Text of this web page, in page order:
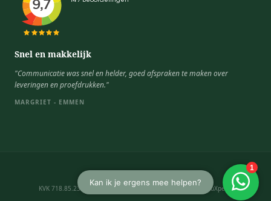
Snel en makkelijk
"Communicatie was snel en helder, goed afspraken te maken over
leveringen en proefdrukken."
MARGRIET - EMMEN
Algemene voorwaarden
KVK 718.85.234 · BTW NL 8588.88.208.B01 · © 2026 CadeauXperts